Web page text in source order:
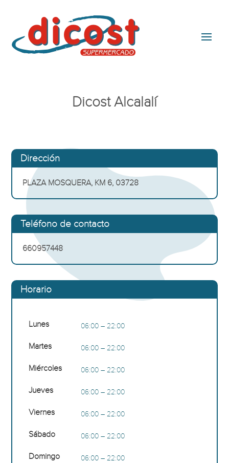
Dicost Alcalalí
Dirección
PLAZA MOSQUERA, KM 6, 03728
Teléfono de contacto
660957448
Horario
Lunes 06:00 – 22:00
Martes 06:00 – 22:00
Miércoles 06:00 – 22:00
Jueves 06:00 – 22:00
Viernes 06:00 – 22:00
Sábado 06:00 – 22:00
Domingo 06:00 – 22:00